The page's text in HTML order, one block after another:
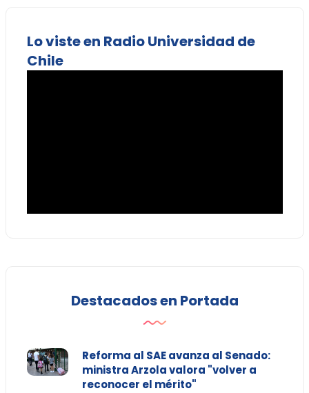
Lo viste en Radio Universidad de
Chile
Destacados en Portada
Reforma al SAE avanza al Senado:
ministra Arzola valora "volver a
reconocer el mérito"